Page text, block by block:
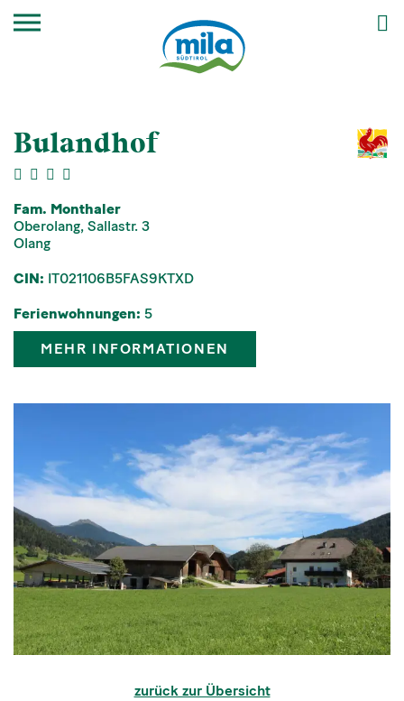
Bulandhof
Fam. Monthaler
Oberolang, Sallastr. 3
Olang
CIN: IT021106B5FAS9KTXD
Ferienwohnungen: 5
MEHR INFORMATIONEN
zurück zur Übersicht